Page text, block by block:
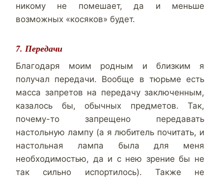
никому не помешает, да и меньше
возможных «косяков» будет.
7. Передачи
Благодаря моим родным и близким я
получал передачи. Вообще в тюрьме есть
масса запретов на передачу заключенным,
казалось бы, обычных предметов. Так,
почему-то запрещено передавать
настольную лампу (а я любитель почитать, и
настольная лампа была для меня
необходимостью, да и с нею зрение бы не
так сильно испортилось). Также не